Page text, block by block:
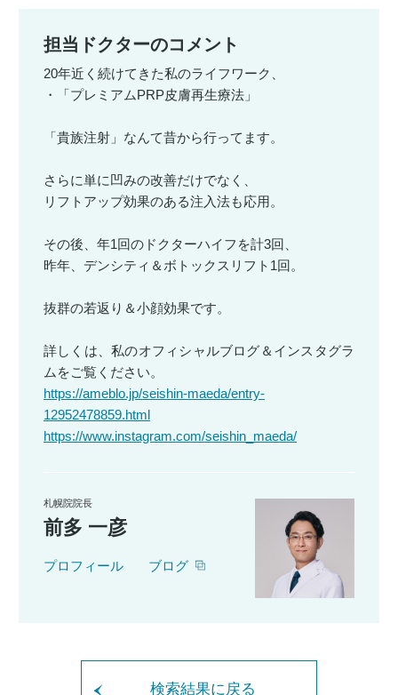
担当ドクターのコメント
20年近く続けてきた私のライフワーク、
・「プレミアムPRP皮膚再生療法」
「貴族注射」なんて昔から行ってます。
さらに単に凹みの改善だけでなく、
リフトアップ効果のある注入法も応用。
その後、年1回のドクターハイフを計3回、
昨年、デンシティ＆ボトックスリフト1回。
抜群の若返り＆小顔効果です。
詳しくは、私のオフィシャルブログ＆インスタグラ
ムをご覧ください。
https://ameblo.jp/seishin-maeda/entry-
12952478859.html
https://www.instagram.com/seishin_maeda/
札幌院院長
前多 一彦
プロフィール ブログ
検索結果に戻る